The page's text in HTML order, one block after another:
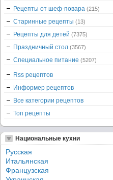
Рецепты от шеф-повара (215)
Старинные рецепты (13)
Рецепты для детей (7375)
Праздничный стол (3567)
Специальное питание (5207)
Rss рецептов
Информер рецептов
Все категории рецептов
Топ рецепты
Национальные кухни
Русская
Итальянская
Французская